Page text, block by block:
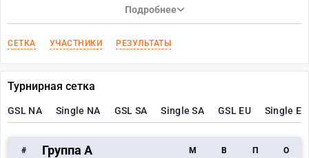
Подробнее
СЕТКА УЧАСТНИКИ РЕЗУЛЬТАТЫ
Турнирная сетка
GSL NA Single NA GSL SA Single SA GSL EU Single EU
# Группа A M В П О